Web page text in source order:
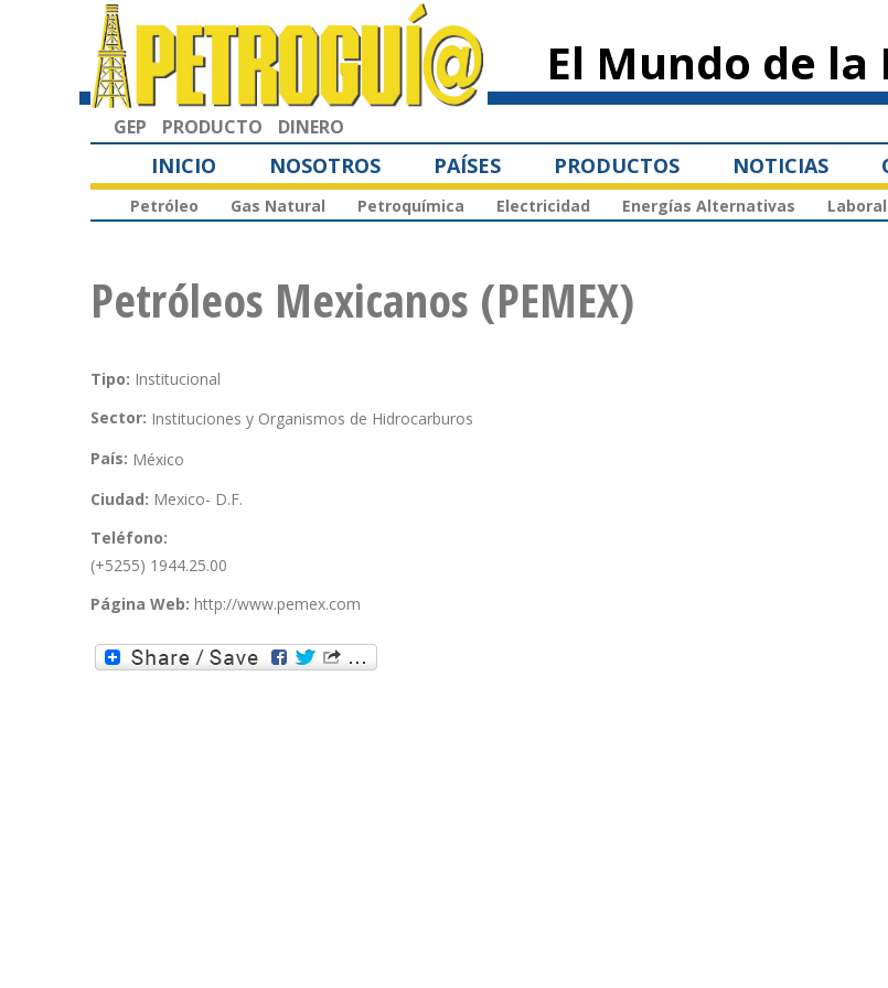
principal
El Mundo de la
GEP PRODUCTO DINERO
INICIO NOSOTROS PAÍSES PRODUCTOS NOTICIAS
Petróleo Gas Natural Petroquímica Electricidad Energías Alternativas
Petróleos Mexicanos (PEMEX)
Tipo: Institucional
Sector: Instituciones y Organismos de Hidrocarburos
País: México
Ciudad: Mexico- D.F.
Teléfono:
(+5255) 1944.25.00
Página Web: http://www.pemex.com